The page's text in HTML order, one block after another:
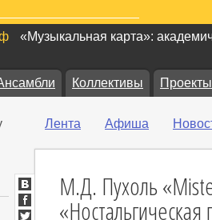
«Музыкальная карта»:
Коллективы Проекты
Лента Афиша
М.Д. Пухоль
ВКонтакте
Facebook